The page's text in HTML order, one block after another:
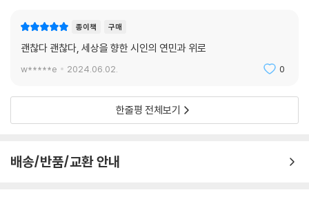
생의 대부분을 탕진했다’고 고백하지만, 그는 지구 곳곳을 걷고 또 걸어서
‘히말라야는 걸어서 가야 할 최초의 땅이고 최후의 하늘’이란 것을 읽어주
는 사람이고, ‘아름답기에 슬플 수밖에 없는 이름 우수아이아’, 세상의 끝
마다 삶의 이정표가 환하게 서 있다.
종이책 구매
괜찮다 괜찮다, 세상을 향한 시인의 연민과 위로
w*****e 2024.06.02. 0
한줄평 전체보기
배송/반품/교환 안내